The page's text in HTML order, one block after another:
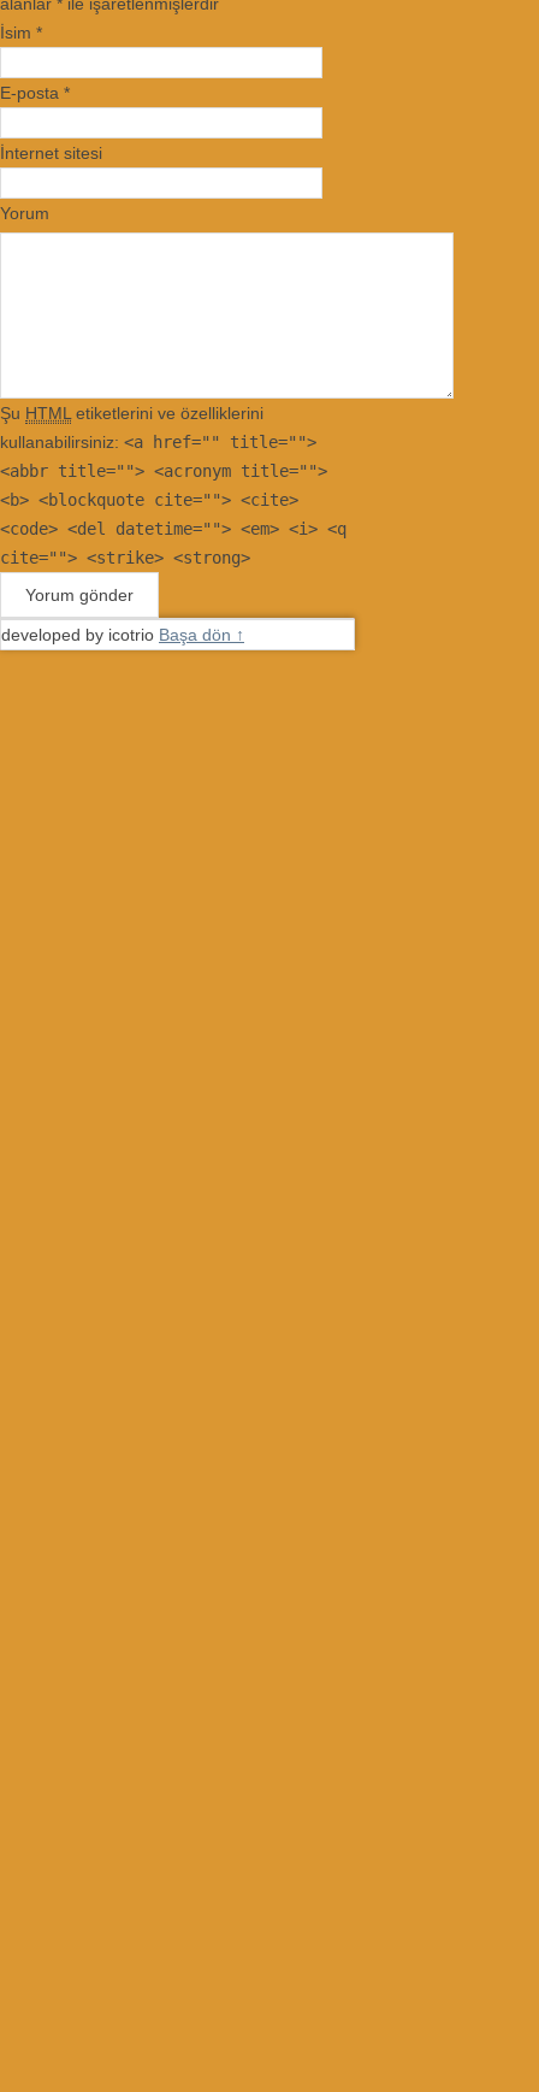
İsim *
E-posta *
İnternet sitesi
Yorum
Şu HTML etiketlerini ve özelliklerini
kullanabilirsiniz: <a href="" title="">
<abbr title=""> <acronym title="">
<b> <blockquote cite=""> <cite>
<code> <del datetime=""> <em> <i> <q
cite=""> <strike> <strong>
developed by icotrio Başa dön ↑